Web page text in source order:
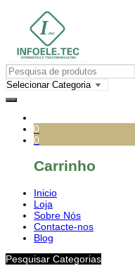
0
0
Carrinho
Inicio
Loja
Sobre Nós
Contacte-nos
Blog
Pesquisar Categorias